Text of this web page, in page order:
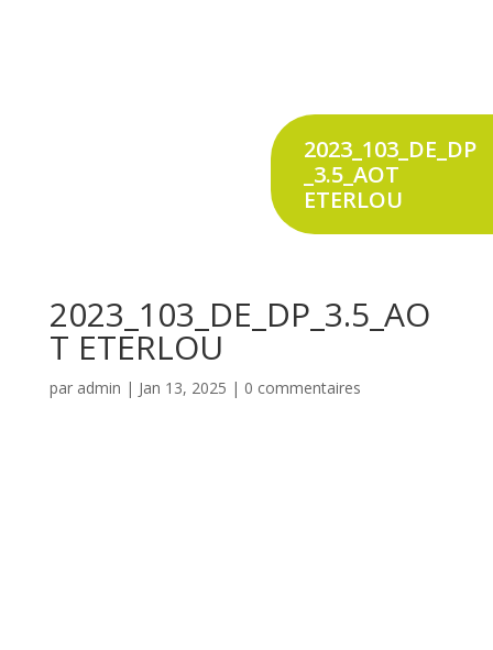
2023_103_DE_DP
_3.5_AOT
ETERLOU
2023_103_DE_DP_3.5_AO
T ETERLOU
par admin | Jan 13, 2025 | 0 commentaires